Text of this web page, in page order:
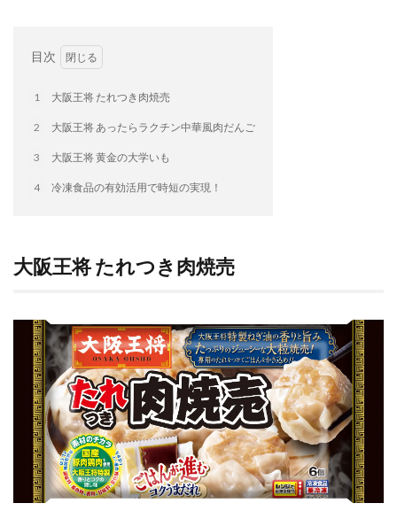
目次
1 大阪王将 たれつき肉焼売
2 大阪王将 あったらラクチン中華風肉だんご
3 大阪王将 黄金の大学いも
4 冷凍食品の有効活用で時短の実現！
大阪王将 たれつき肉焼売
クリスピーひとくち餃子
せいろ
Strategic Cooking Management
Global menu
Instagram SDGs
イートアンドの仕事
冷凍食品ジャーナリスト山本純子の『冷凍食品のはなし』
冷凍食品ライフハック
万博
冷凍食品豆知識
冷凍餃子
冷凍麺 品質管理
問い合わせ
回鍋肉
低糖質 ワンプレート
チャミスル
ビビゴ
なにわ パーティー
パーティー餃子
パックご飯
ハロウィン
ハンギョドン
ファミリーマート
ワイン
ぷるもち水餃子
マンドゥ
メスティン
ラーメン